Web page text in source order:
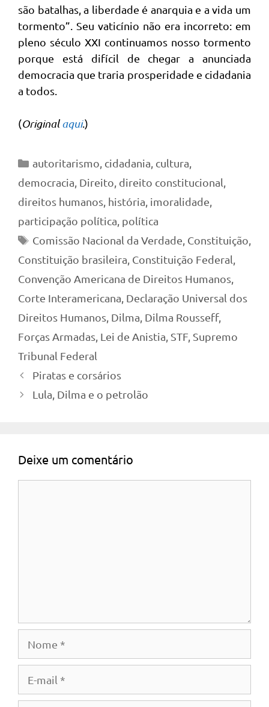
são batalhas, a liberdade é anarquia e a vida um
tormento”. Seu vaticínio não era incorreto: em
pleno século XXI continuamos nosso tormento
porque está difícil de chegar a anunciada
democracia que traria prosperidade e cidadania
a todos.
(Originalaqui.)
Categorias
autoritarismo cidadania cultura
democracia Direito direito constitucional
direitos humanos história imoralidade
participação política política
Tags
Comissão Nacional da Verdade Constituição
Constituição brasileira Constituição Federal
Convenção Americana de Direitos Humanos
Corte Interamericana Declaração Universal dos
Direitos Humanos Dilma Dilma Rousseff,
Forças Armadas Lei de Anistia STF Supremo
Tribunal Federal
Piratas e corsários
Lula, Dilma e o petrolão
Deixe um comentário
mail